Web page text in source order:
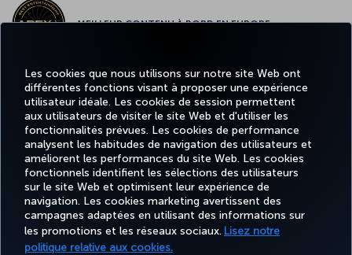
Les cookies que nous utilisons sur notre site Web ont
différentes fonctions visant à proposer une expérience
utilisateur idéale. Les cookies de session permettent
aux utilisateurs de visiter le site Web et d'utiliser les
fonctionnalités prévues. Les cookies de performance
analysent les habitudes de navigation des utilisateurs et
améliorent les performances du site Web. Les cookies
fonctionnels identifient les sélections des utilisateurs
sur le site Web et optimisent leur expérience de
navigation. Les cookies marketing avertissent des
campagnes adaptées en utilisant des informations sur
les promotions et les réseaux sociaux. Lisez notre
politique relative aux cookies.
MEILLEUR CONTENU À BORD EN EUROPE
MEILLEUR WI-FI EN EUROPE
Facebook
TwitterInstagram
YouTubeLinkedIn
TiktokBlogPinterest
RÉSERVER
ET GÉRER
EXPÉRIENCE
OFFRES ET
DESTINATIONS
AIDE
MILES
&